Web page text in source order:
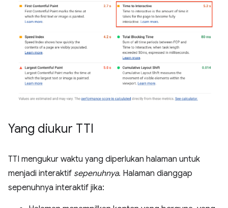
Yang diukur TTI
TTI mengukur waktu yang diperlukan halaman untuk
menjadi interaktif sepenuhnya. Halaman dianggap
sepenuhnya interaktif jika: